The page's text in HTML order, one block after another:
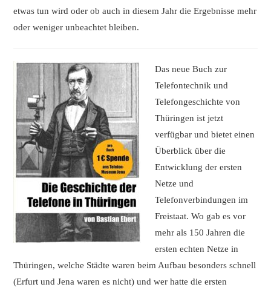
etwas tun wird oder ob auch in diesem Jahr die Ergebnisse mehr
oder weniger unbeachtet bleiben.
Das neue Buch zur
Telefontechnik und
Telefongeschichte von
Thüringen ist jetzt
verfügbar und bietet einen
Überblick über die
Entwicklung der ersten
Netze und
Telefonverbindungen im
Freistaat. Wo gab es vor
mehr als 150 Jahren die
ersten echten Netze in
Thüringen, welche Städte waren beim Aufbau besonders schnell
(Erfurt und Jena waren es nicht) und wer hatte die ersten